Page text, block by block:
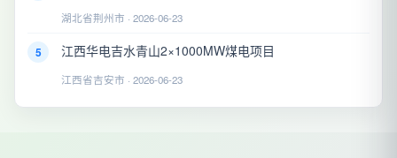
湖北省荆州市 · 2026-06-23
5 江西华电吉水青山2×1000MW煤电项目
江西省吉安市 · 2026-06-23